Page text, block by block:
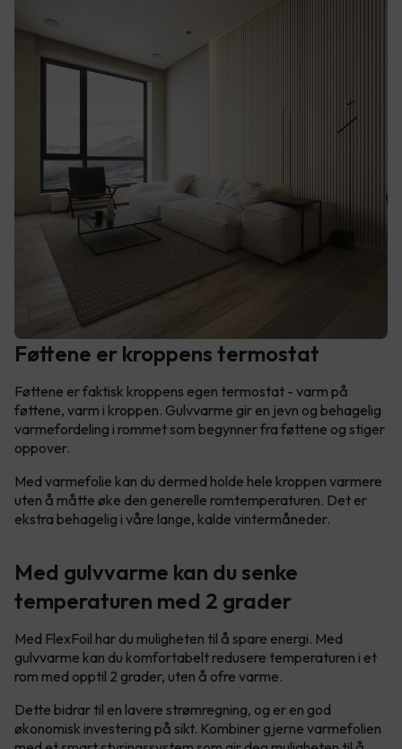
Føttene er kroppens termostat
Føttene er faktisk kroppens egen termostat - varm på
føttene, varm i kroppen. Gulvvarme gir en jevn og behagelig
varmefordeling i rommet som begynner fra føttene og stiger
oppover.
Med varmefolie kan du dermed holde hele kroppen varmere
uten å måtte øke den generelle romtemperaturen. Det er
ekstra behagelig i våre lange, kalde vintermåneder.
Med gulvvarme kan du senke
temperaturen med 2 grader
Med FlexFoil har du muligheten til å spare energi. Med
gulvvarme kan du komfortabelt redusere temperaturen i et
rom med opptil 2 grader, uten å ofre varme.
Dette bidrar til en lavere strømregning, og er en god
økonomisk investering på sikt. Kombiner gjerne varmefolien